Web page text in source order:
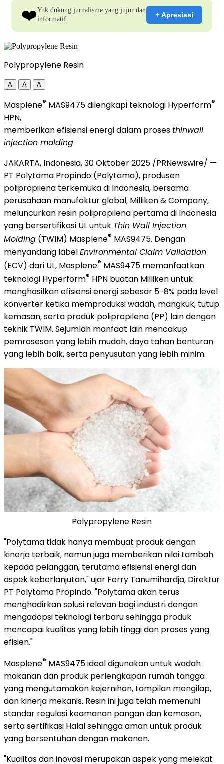
❤️Yuk dukung jurnalisme yang jujur dan
informatif.
+ Apresiasi
Polypropylene Resin
A A A
Masplene® MAS9475 dilengkapi teknologi Hyperform®
HPN,
memberikan efisiensi energi dalam proses thinwall
injection molding
JAKARTA, Indonesia, 30 Oktober 2025 /PRNewswire/ —
PT Polytama Propindo (Polytama), produsen
polipropilena terkemuka di Indonesia, bersama
perusahaan manufaktur global, Milliken & Company,
meluncurkan resin polipropilena pertama di Indonesia
yang bersertifikasi UL untuk Thin Wall Injection
Molding (TWIM) Masplene® MAS9475. Dengan
menyandang labelEnvironmental Claim Validation
(ECV) dari UL, Masplene® MAS9475 memanfaatkan
teknologi Hyperform® HPN buatan Milliken untuk
menghasilkan efisiensi energi sebesar 5-8% pada level
konverter ketika memproduksi wadah, mangkuk, tutup
kemasan, serta produk polipropilena (PP) lain dengan
teknik TWIM. Sejumlah manfaat lain mencakup
pemrosesan yang lebih mudah, daya tahan benturan
yang lebih baik, serta penyusutan yang lebih minim.
Polypropylene Resin
"Polytama tidak hanya membuat produk dengan
kinerja terbaik, namun juga memberikan nilai tambah
kepada pelanggan, terutama efisiensi energi dan
aspek keberlanjutan," ujar Ferry Tanumihardja, Direktur
PT Polytama Propindo. "Polytama akan terus
menghadirkan solusi relevan bagi industri dengan
mengadopsi teknologi terbaru sehingga produk
mencapai kualitas yang lebih tinggi dan proses yang
efisien."
Masplene® MAS9475 ideal digunakan untuk wadah
makanan dan produk perlengkapan rumah tangga
yang mengutamakan kejernihan, tampilan mengilap,
dan kinerja mekanis. Resin ini juga telah memenuhi
standar regulasi keamanan pangan dan kemasan,
serta sertifikasi Halal sehingga aman untuk produk
yang bersentuhan dengan makanan.
"Kualitas dan inovasi merupakan aspek yang melekat